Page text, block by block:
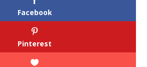
Facebook
Pinterest